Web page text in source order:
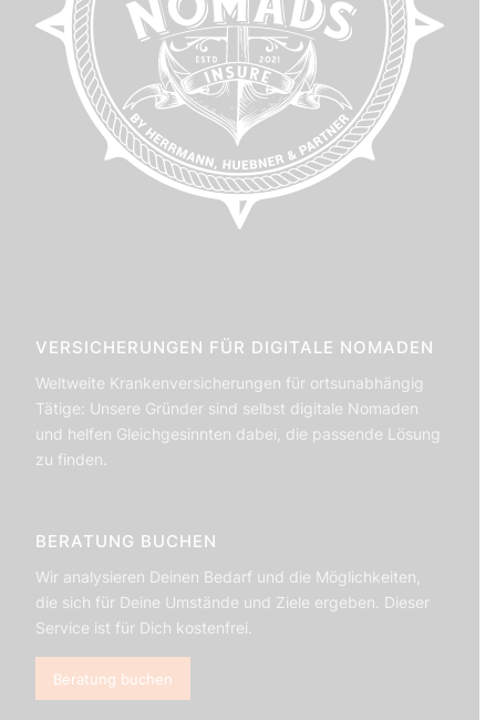
VERSICHERUNGEN FÜR DIGITALE NOMADEN
Weltweite Krankenversicherungen für ortsunabhängig
Tätige: Unsere Gründer sind selbst digitale Nomaden
und helfen Gleichgesinnten dabei, die passende Lösung
zu finden.
BERATUNG BUCHEN
Wir analysieren Deinen Bedarf und die Möglichkeiten,
die sich für Deine Umstände und Ziele ergeben. Dieser
Service ist für Dich kostenfrei.
Beratung buchen